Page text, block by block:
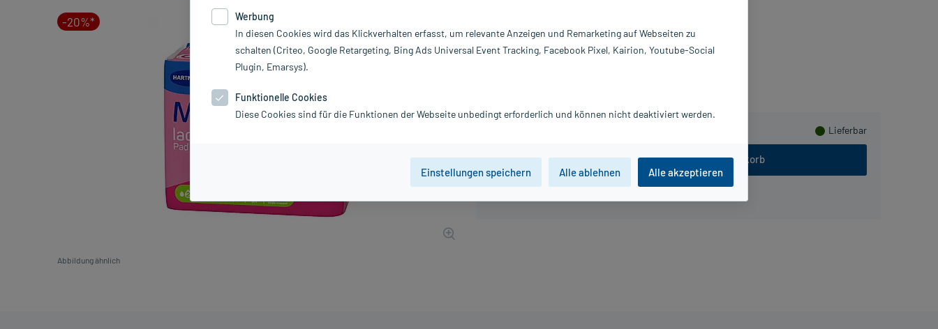
-20%*
Abbildung ähnlich
Lieferbar
In den Warenkorb
Hersteller:
PAUL HARTMANN AG
Werbung
In diesen Cookies wird das Klickverhalten erfasst, um relevante Anzeigen und Remarketing auf Webseiten zu
schalten (Criteo, Google Retargeting, Bing Ads Universal Event Tracking, Facebook Pixel, Kairion, Youtube-Social
Plugin, Emarsys).
Funktionelle Cookies
Diese Cookies sind für die Funktionen der Webseite unbedingt erforderlich und können nicht deaktiviert werden.
Einstellungen speichern Alle ablehnen Alle akzeptieren